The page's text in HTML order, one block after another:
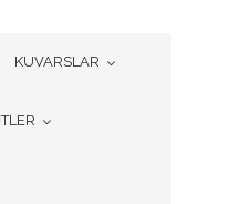
KUVARSLAR